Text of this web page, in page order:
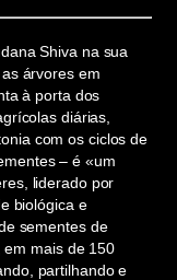
Shiva na sua
árvores em
à porta dos
diárias,
com os ciclos de
– é «um
liderado por
biológica e
sementes de
em mais de 150
partilhando e